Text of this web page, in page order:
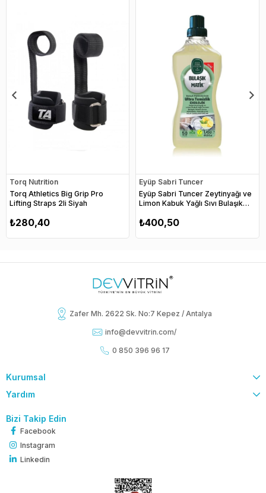
Torq Nutrition
Torq Athletics Big Grip Pro
Lifting Straps 2li Siyah
₺280,40
Eyüp Sabri Tuncer
Eyüp Sabri Tuncer Zeytinyağı ve
Limon Kabuk Yağlı Sıvı Bulaşık
₺400,50
Zafer Mh. 2622 Sk. No:7 Kepez / Antalya
info@devvitrin.com/
0 850 396 96 17
Kurumsal
Yardım
Bizi Takip Edin
Facebook
Instagram
Linkedin